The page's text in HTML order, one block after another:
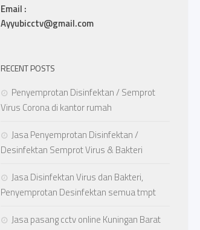
Email :
Ayyubicctv@gmail.com
RECENT POSTS
Penyemprotan Disinfektan / Semprot
Virus Corona di kantor rumah
Jasa Penyemprotan Disinfektan /
Desinfektan Semprot Virus & Bakteri
Jasa Disinfektan Virus dan Bakteri,
Penyemprotan Desinfektan semua tmpt
Jasa pasang cctv online Kuningan Barat